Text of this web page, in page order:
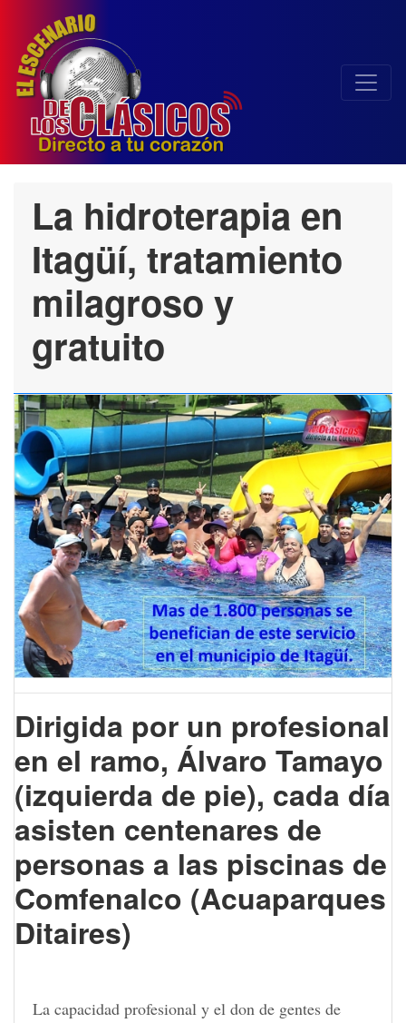
La hidroterapia en
Itagüí, tratamiento
milagroso y
gratuito
Dirigida por un profesional
en el ramo, Álvaro Tamayo
(izquierda de pie), cada día
asisten centenares de
personas a las piscinas de
Comfenalco (Acuaparques
Ditaires)
La capacidad profesional y el don de gentes de